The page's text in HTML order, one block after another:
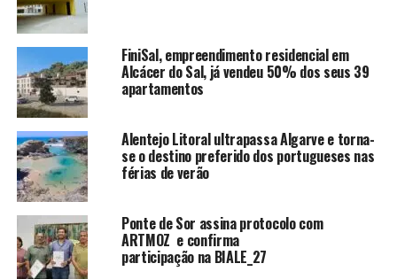
FiniSal, empreendimento residencial em
Alcácer do Sal, já vendeu 50% dos seus 39
apartamentos
Alentejo Litoral ultrapassa Algarve e torna-
se o destino preferido dos portugueses nas
férias de verão
Ponte de Sor assina protocolo com
ARTMOZ e confirma
participação na BIALE_27